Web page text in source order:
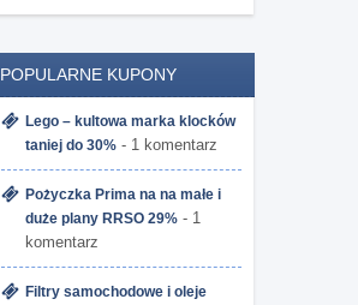
POPULARNE KUPONY
Lego – kultowa marka klocków
taniej do 30% - 1 komentarz
Pożyczka Prima na na małe i
duże plany RRSO 29% - 1
komentarz
Filtry samochodowe i oleje